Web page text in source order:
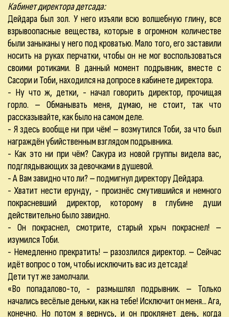
Кабинет директора детсада:
Дейдара был зол. У него изъяли всю волшебную глину, все
взрывоопасные вещества, которые в огромном количестве
были заныканы у него под кроватью. Мало того, его заставили
носить на руках перчатки, чтобы он не мог воспользоваться
своими ротиками. В данный момент подрывник, вместе с
Сасори и Тоби, находился на допросе в кабинете директора.
- Ну что ж, детки, - начал говорить директор, прочищая
горло. – Обманывать меня, думаю, не стоит, так что
рассказывайте, как было на самом деле.
- Я здесь вообще ни при чём! – возмутился Тоби, за что был
награждён убийственным взглядом подрывника.
- Как это ни при чём? Сакура из новой группы видела вас,
подглядывающих за девочками в душевой.
- А Вам завидно что ли? – подмигнул директору Дейдара.
- Хватит нести ерунду, - произнёс смутившийся и немного
покрасневший директор, которому в глубине души
действительно было завидно.
- Он покраснел, смотрите, старый хрыч покраснел! –
изумился Тоби.
- Немедленно прекратить! – разозлился директор. – Сейчас
идёт вопрос о том, чтобы исключить вас из детсада!
Дети тут же замолчали.
«Во попадалово-то, - размышлял подрывник. – Только
начались весёлые деньки, как на тебе! Исключит он меня... Ага,
конечно. Но потом я вернусь, и он проклянет день, когда